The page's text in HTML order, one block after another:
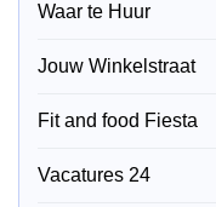
Waar te Huur
Jouw Winkelstraat
Fit and food Fiesta
Vacatures 24